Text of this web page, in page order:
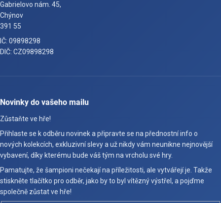
Gabrielovo nám. 45,
Chýnov
391 55
IČ: 09898298
DIČ: CZ09898298
Novinky do vašeho mailu
Zůstaňte ve hře!
Přihlaste se k odběru novinek a připravte se na přednostní info o
nových kolekcích, exkluzivní slevy a už nikdy vám neunikne nejnovější
vybavení, díky kterému bude váš tým na vrcholu své hry.
Pamatujte, že šampioni nečekají na příležitosti, ale vytvářejí je. Takže
stiskněte tlačítko pro odběr, jako by to byl vítězný výstřel, a pojďme
společně zůstat ve hře!